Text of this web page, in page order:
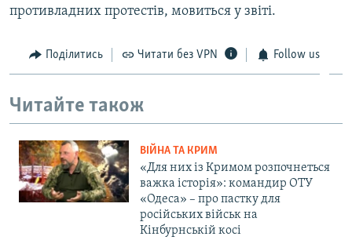
противладних протестів, мовиться у звіті.
Поділитись Читати без VPN Follow us
Читайте також
ВІЙНА ТА КРИМ
«Для них із Кримом розпочнеться
важка історія»: командир ОТУ
«Одеса» – про пастку для
російських військ на
Кінбурнській косі